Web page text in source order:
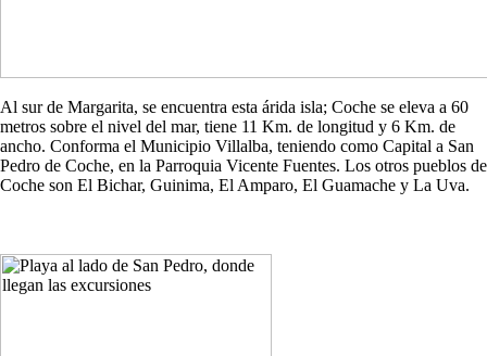
Al sur de Margarita, se encuentra esta árida isla; Coche se eleva a 60
metros sobre el nivel del mar, tiene 11 Km. de longitud y 6 Km. de
ancho. Conforma el Municipio Villalba, teniendo como Capital a San
Pedro de Coche, en la Parroquia Vicente Fuentes. Los otros pueblos de
Coche son El Bichar, Guinima, El Amparo, El Guamache y La Uva.